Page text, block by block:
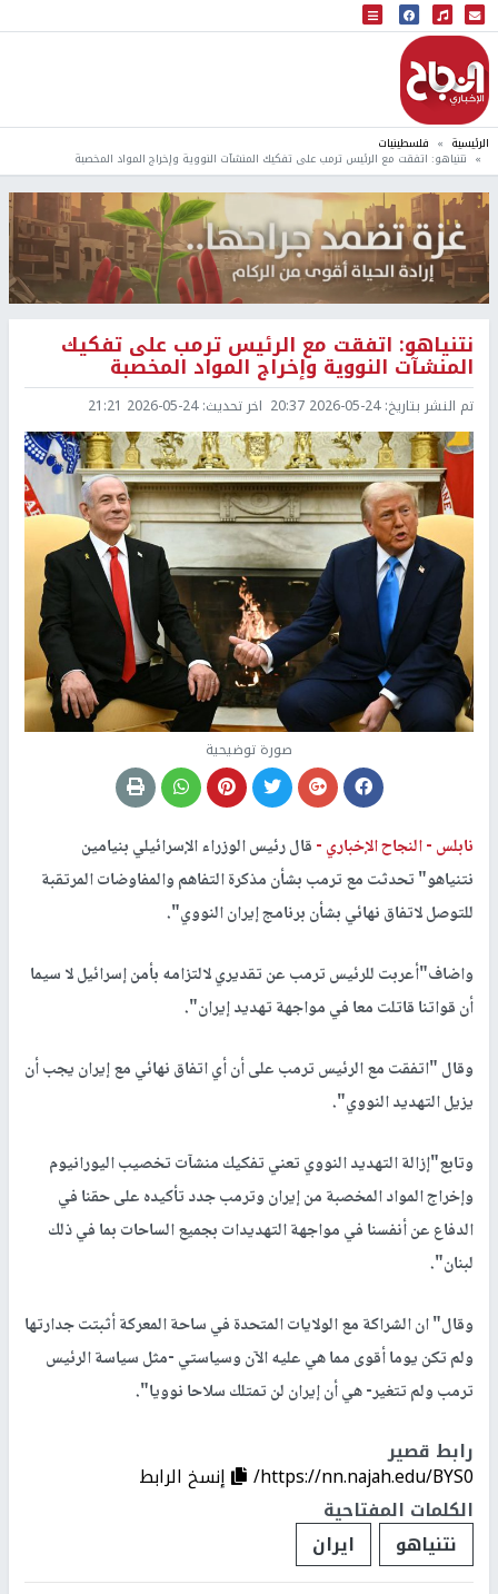
البث المباشر
إذاعة النجاح
الرئيسية فلسطينيات
نتنياهو: اتفقت مع الرئيس ترمب على تفكيك المنشآت النووية وإخراج المواد المخصبة
نتنياهو: اتفقت مع الرئيس ترمب على تفكيك
المنشآت النووية وإخراج المواد المخصبة
تم النشر بتاريخ:2026-05-24 20:37 اخر تحديث:2026-05-24 21:21
صورة توضيحية
نابلس -النجاح الإخباري -قال رئيس الوزراء الإسرائيلي بنيامين
نتنياهو" تحدثت مع ترمب بشأن مذكرة التفاهم والمفاوضات المرتقبة
للتوصل لاتفاق نهائي بشأن برنامج إيران النووي".
واضاف"أعربت للرئيس ترمب عن تقديري لالتزامه بأمن إسرائيل لا سيما
أن قواتنا قاتلت معا في مواجهة تهديد إيران".
وقال "اتفقت مع الرئيس ترمب على أن أي اتفاق نهائي مع إيران يجب أن
يزيل التهديد النووي".
وتابع"إزالة التهديد النووي تعني تفكيك منشآت تخصيب اليورانيوم
وإخراج المواد المخصبة من إيران وترمب جدد تأكيده على حقنا في
الدفاع عن أنفسنا في مواجهة التهديدات بجميع الساحات بما في ذلك
لبنان".
وقال" ان الشراكة مع الولايات المتحدة في ساحة المعركة أثبتت جدارتها
ولم تكن يوما أقوى مما هي عليه الآن وسياستي -مثل سياسة الرئيس
ترمب ولم تتغير- هي أن إيران لن تمتلك سلاحا نوويا".
رابط قصير
https://nn.najah.edu/BYS0/
إنسخ الرابط
الكلمات المفتاحية
نتنياهو
ايران